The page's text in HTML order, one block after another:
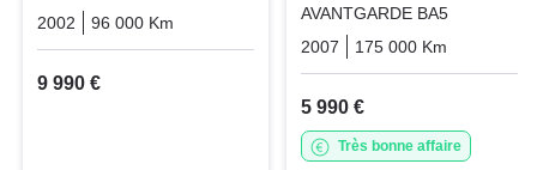
2002
96 000 Km Essence
9 990 €
AVANTGARDE BA5
2007
175 000 Km
5 990 €
Très bonne affaire